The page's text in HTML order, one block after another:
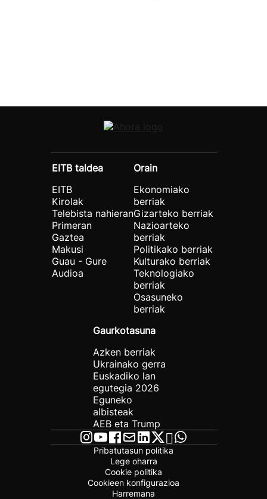
EITB taldea
EITB
Kirolak
Telebista nahieran
Primeran
Gaztea
Makusi
Guau - Gure
Audioa
Orain
Ekonomiako
berriak
Gizarteko berriak
Nazioarteko
berriak
Politikako berriak
Kulturako berriak
Teknologiako
berriak
Osasuneko
berriak
Gaurkotasuna
Azken berriak
Ukrainako gerra
Euskadiko lan
egutegia 2026
Eguneko
albisteak
AEB eta Trump
Pribatutasun politika
Lege oharra
Cookie politika
Cookieen konfigurazioa
Harremana